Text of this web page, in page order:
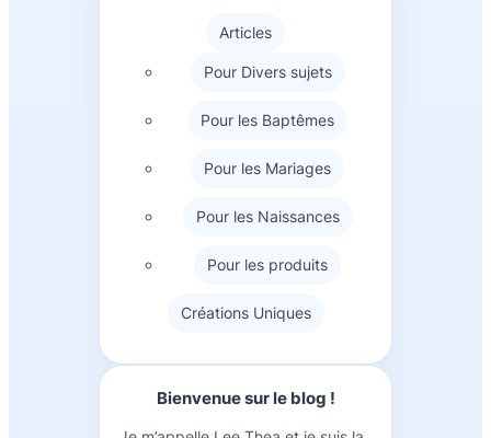
Articles
Pour Divers sujets
Pour les Baptêmes
Pour les Mariages
Pour les Naissances
Pour les produits
Créations Uniques
Bienvenue sur le blog !